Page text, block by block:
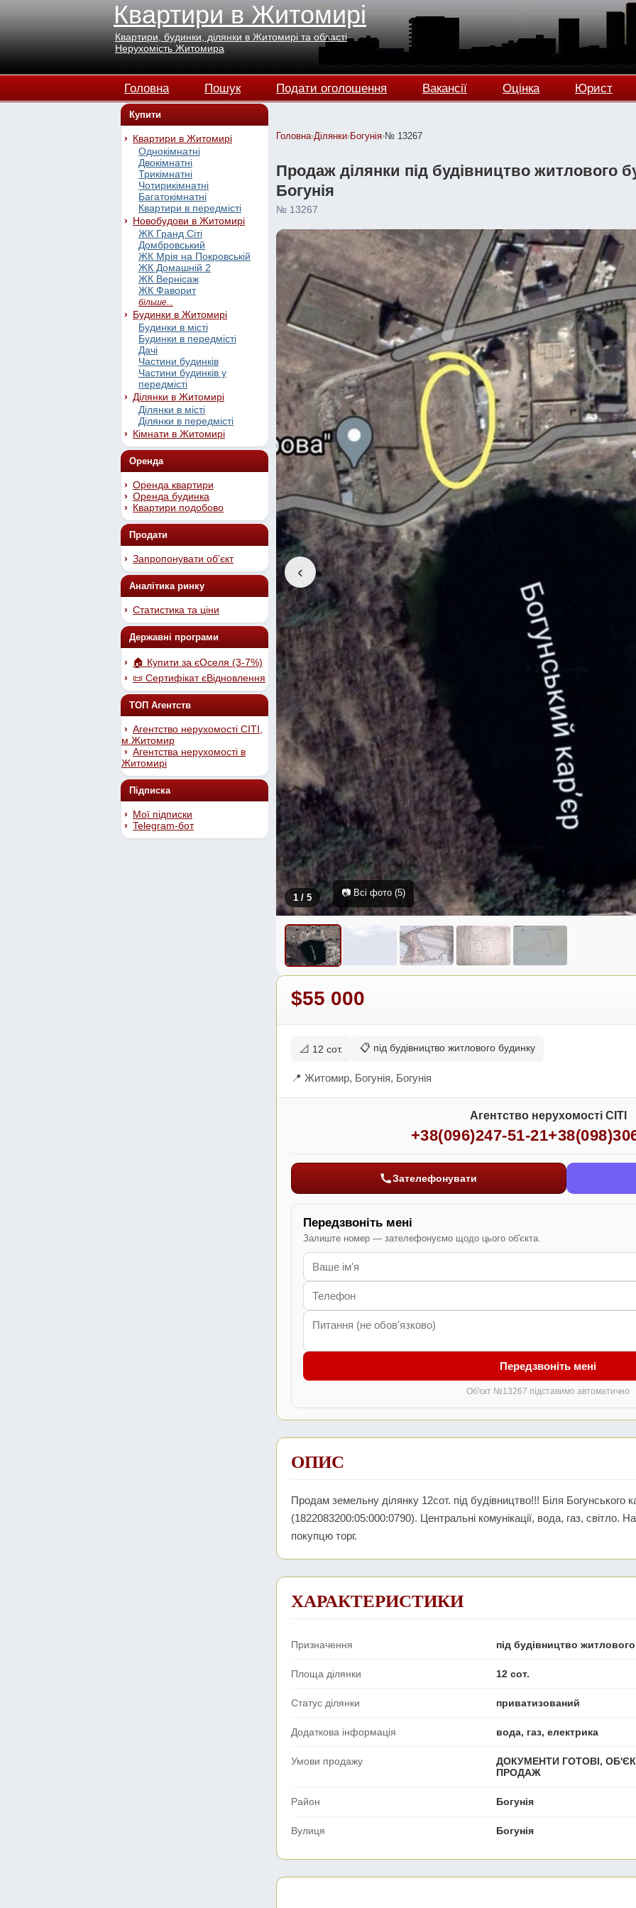
Квартири в Житомирі
Квартири, будинки, ділянки в Житомирі та області
Нерухомість Житомира
Головна Пошук Подати оголошення Вакансії Оцінка Юрист
Купити
Квартири в Житомирі
Однокімнатні
Двокімнатні
Трикімнатні
Чотирикімнатні
Багатокімнатні
Квартири в передмісті
Новобудови в Житомирі
ЖК Гранд Сіті
Домбровський
ЖК Мрія на Покровській
ЖК Домашній 2
ЖК Вернісаж
ЖК Фаворит
більше...
Будинки в Житомирі
Будинки в місті
Будинки в передмісті
Дачі
Частини будинків
Частини будинків у
передмісті
Ділянки в Житомирі
Ділянки в місті
Ділянки в передмісті
Кімнати в Житомирі
Оренда
Оренда квартири
Оренда будинка
Квартири подобово
Продати
Запропонувати об'єкт
Аналітика ринку
Статистика та ціни
Державні програми
🏠 Купити за єОселя (3-7%)
📜 Сертифікат єВідновлення
ТОП Агентств
Агентство нерухомості СІТІ,
м.Житомир
Агентства нерухомості в
Житомирі
Підписка
Мої підписки
Telegram-бот
Головна›Ділянки›Богунія›№ 13267
Продаж ділянки під будівництво житлового
Богунія
№ 13267
‹
1 / 5 📷 Всі фото (5)
$55 000
📐 12 сот. 📋 під будівництво житлового будинку
📍 Житомир, Богунія, Богунія
Агентство нерухомості СІТІ
+38(096)247-51-21
Зателефонувати
Передзвоніть мені
Залиште номер — зателефонуємо щодо цього об'єкта.
Передзвоніть мені
Об'єкт №13267 підставимо автоматично
ОПИС
Продам земельну ділянку 12сот. під будівництво!!! Біля
(1822083200:05:000:0790). Центральні комунікації, вода, газ, світло.
покупцю торг.
ХАРАКТЕРИСТИКИ
Призначення під будівництво
Площа ділянки 12 сот.
Статус ділянки приватизований
Додаткова інформація вода, газ, електрика
Умови продажу
ДОКУМЕНТИ ГОТОВІ,
ПРОДАЖ
Район Богунія
Вулиця Богунія